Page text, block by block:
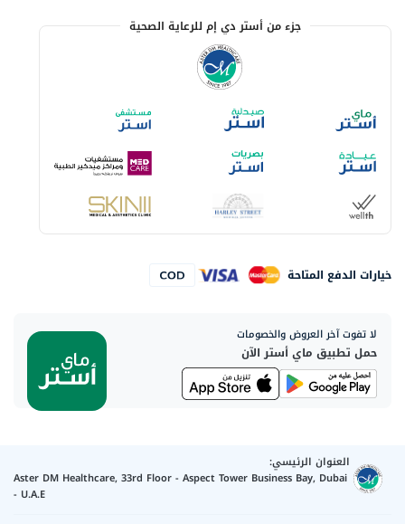
جزء من أستر دي إم للرعاية الصحية
خيارات الدفع المتاحة
لا تفوت آخر العروض والخصومات
حمل تطبيق ماي أستر الآن
العنوان الرئيسي:
Aster DM Healthcare, 33rd Floor - Aspect Tower Business Bay, Dubai
- U.A.E